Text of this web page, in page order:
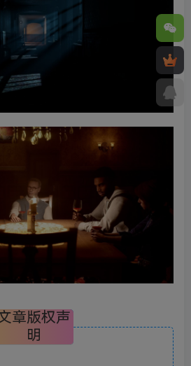
章版权声
明